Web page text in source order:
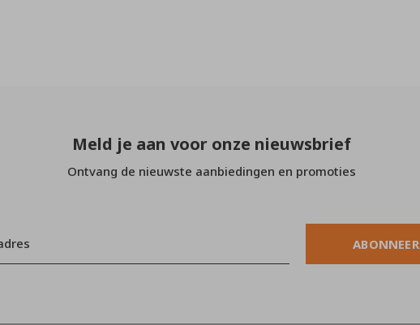
Meld je aan voor onze nieuwsbrief
Ontvang de nieuwste aanbiedingen en promoties
ABONNEER